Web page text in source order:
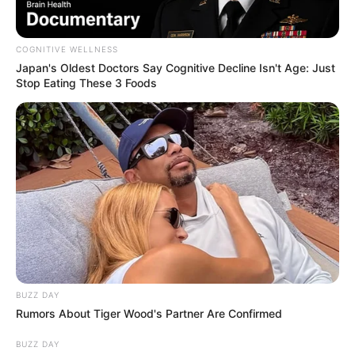
COGNITIVE WELLNESS
Japan's Oldest Doctors Say Cognitive Decline Isn't Age: Just
Stop Eating These 3 Foods
BUZZ DAY
Rumors About Tiger Wood's Partner Are Confirmed
BUZZ DAY